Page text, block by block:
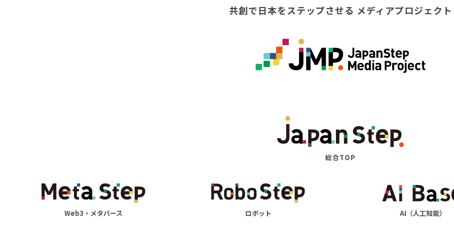
共創で日本をステップさせる メディアプロジェクト
総合TOP
Web3・メタバース ロボット AI（人工知能）